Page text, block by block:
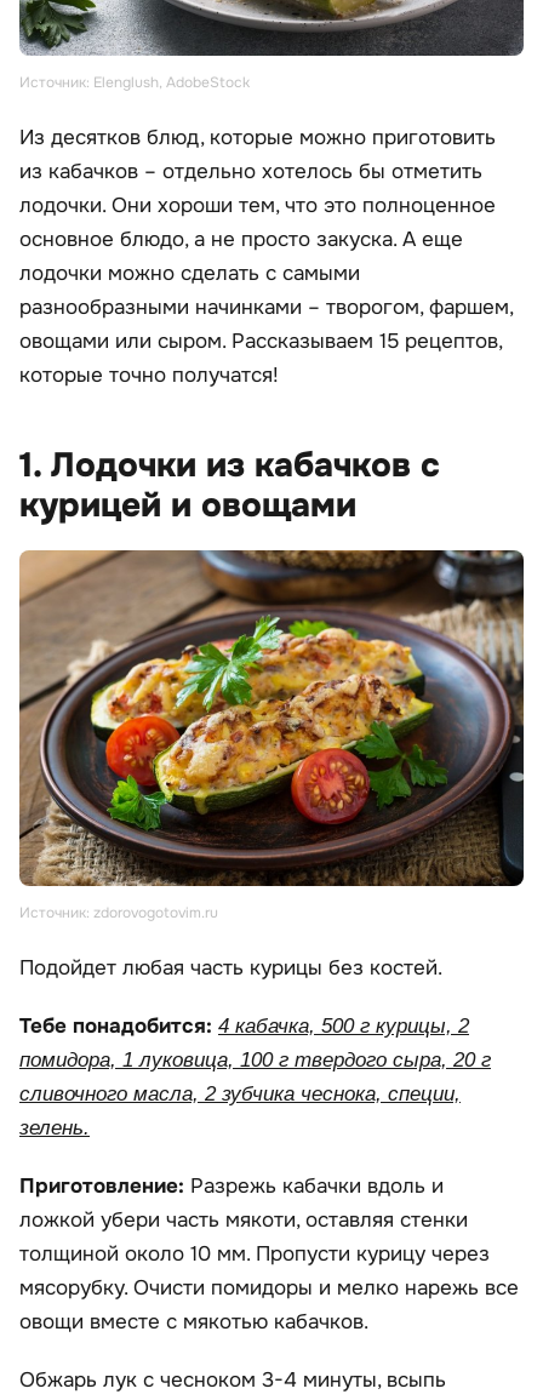
Источник: Elenglush, AdobeStock
Из десятков блюд, которые можно приготовить
из кабачков – отдельно хотелось бы отметить
лодочки. Они хороши тем, что это полноценное
основное блюдо, а не просто закуска. А еще
лодочки можно сделать с самыми
разнообразными начинками – творогом, фаршем,
овощами или сыром. Рассказываем 15 рецептов,
которые точно получатся!
1. Лодочки из кабачков с
курицей и овощами
Источник: zdorovogotovim.ru
Подойдет любая часть курицы без костей.
Тебе понадобится: 4 кабачка, 500 г курицы, 2
помидора, 1 луковица, 100 г твердого сыра, 20 г
сливочного масла, 2 зубчика чеснока, специи,
зелень.
Приготовление: Разрежь кабачки вдоль и
ложкой убери часть мякоти, оставляя стенки
толщиной около 10 мм. Пропусти курицу через
мясорубку. Очисти помидоры и мелко нарежь все
овощи вместе с мякотью кабачков.
Обжарь лук с чесноком 3-4 минуты, всыпь